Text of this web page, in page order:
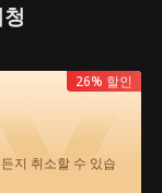
시려면
.
지 취소할 수 있습
26% 할인